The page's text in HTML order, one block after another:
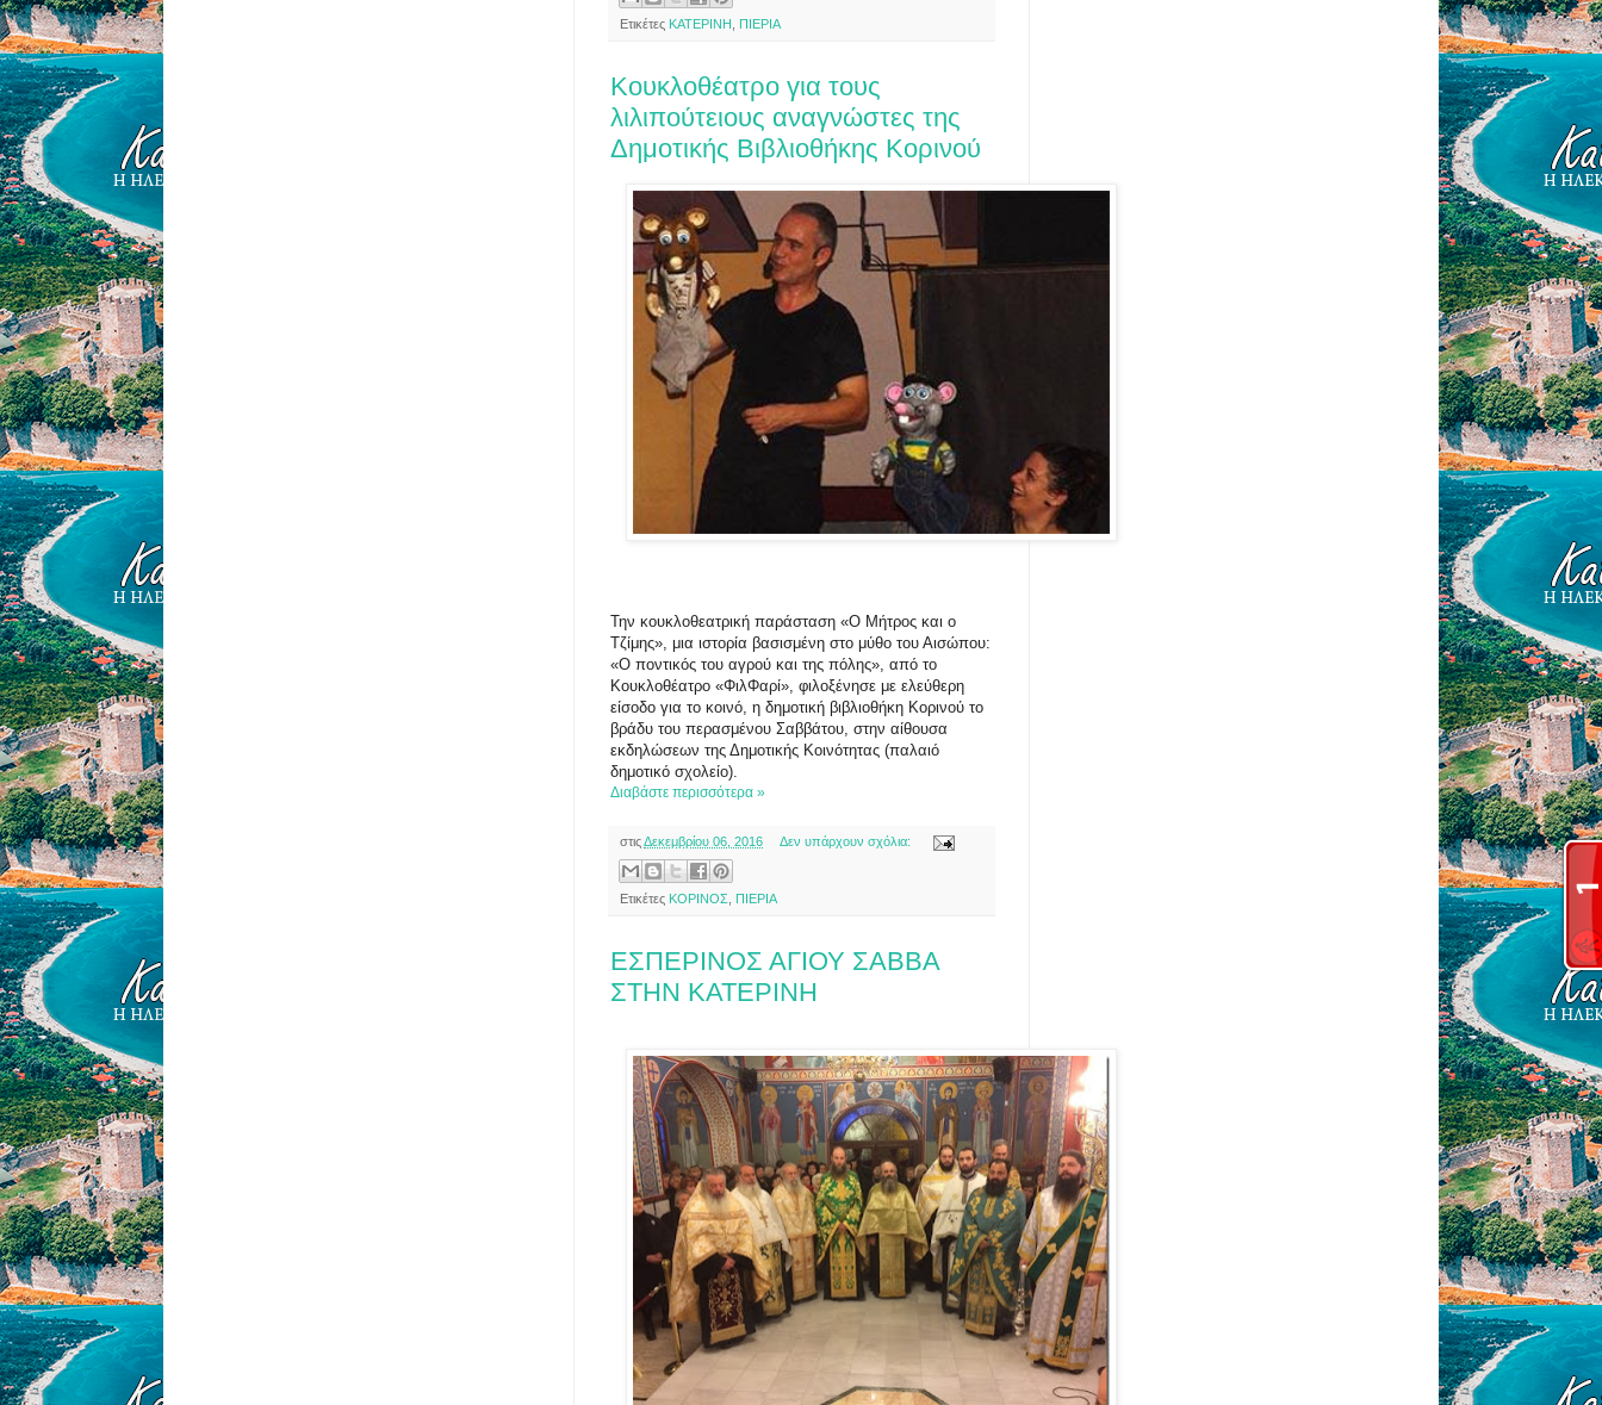
Ετικέτες ΚΑΤΕΡΙΝΗ ΠΙΕΡΙΑ
Κουκλοθέατρο για τους
λιλιπούτειους αναγνώστες της
Δημοτικής Βιβλιοθήκης Κορινού
Την κουκλοθεατρική παράσταση «Ο Μήτρος και ο
Τζίμης», μια ιστορία βασισμένη στο μύθο του Αισώπου:
«Ο ποντικός του αγρού και της πόλης», από το
Κουκλοθέατρο «ΦιλΦαρί», φιλοξένησε με ελεύθερη
είσοδο για το κοινό, η δημοτική βιβλιοθήκη Κορινού το
βράδυ του περασμένου Σαββάτου, στην αίθουσα
εκδηλώσεων της Δημοτικής Κοινότητας (παλαιό
δημοτικό σχολείο).
Διαβάστε περισσότερα »
στιςΔεκεμβρίου 06, 2016 Δεν υπάρχουν σχόλια:
Ετικέτες ΚΟΡΙΝΟΣ ΠΙΕΡΙΑ
ΕΣΠΕΡΙΝΟΣ ΑΓΙΟΥ ΣΑΒΒΑ
ΣΤΗΝ ΚΑΤΕΡΙΝΗ